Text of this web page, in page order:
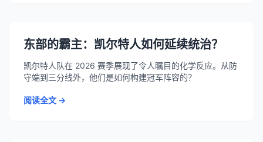
东部的霸主：凯尔特人如何延续统治？
凯尔特人队在 2026 赛季展现了令人瞩目的化学反应。从防
守端到三分线外，他们是如何构建冠军阵容的？
阅读全文 →